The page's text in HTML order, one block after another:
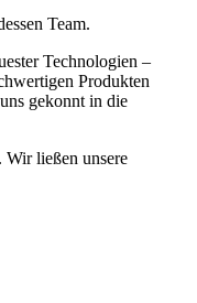
Team.
Technologien –
Produkten
gekonnt in die
Wir ließen unsere